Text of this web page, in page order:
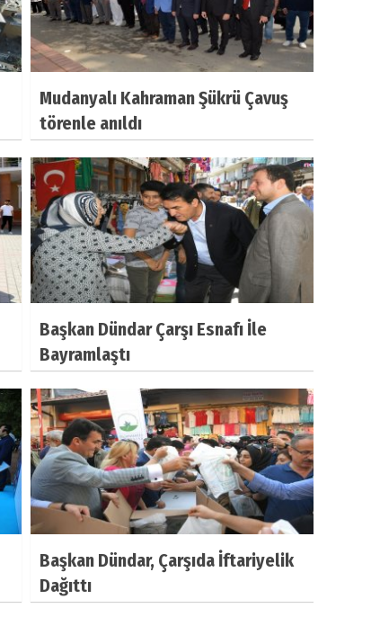
Mudanyalı Kahraman Şükrü Çavuş
törenle anıldı
Başkan Dündar Çarşı Esnafı İle
Bayramlaştı
Başkan Dündar, Çarşıda İftariyelik
Dağıttı